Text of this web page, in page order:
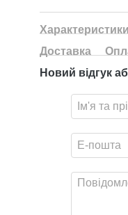
Характеристики
Доставка
Новий відгук